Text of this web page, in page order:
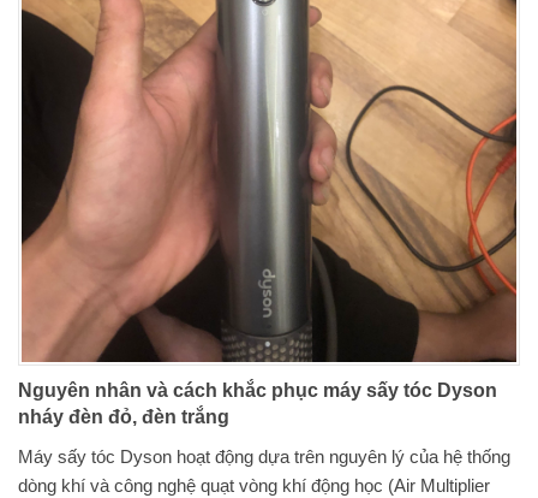
Nguyên nhân và cách khắc phục máy sấy tóc Dyson
nháy đèn đỏ, đèn trắng
Máy sấy tóc Dyson hoạt động dựa trên nguyên lý của hệ thống
dòng khí và công nghệ quạt vòng khí động học (Air Multiplier